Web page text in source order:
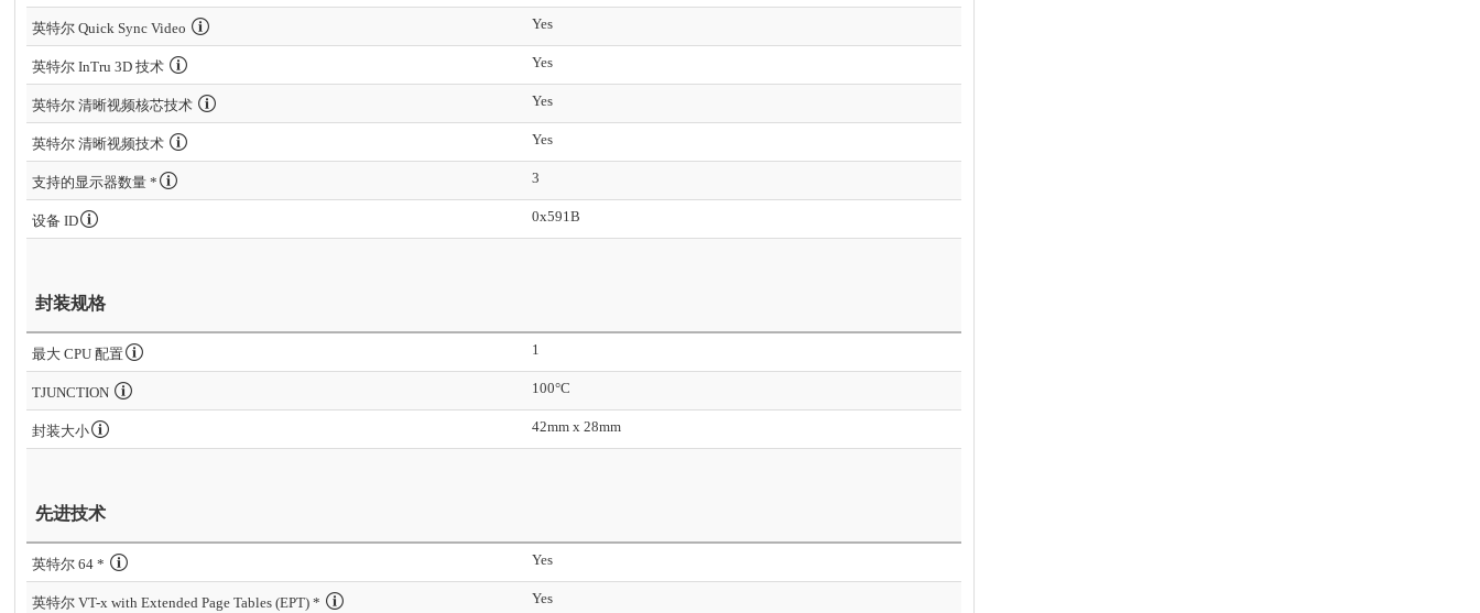
英特尔 Quick Sync Video Yes
英特尔 InTru 3D 技术 Yes
英特尔 清晰视频核芯技术 Yes
英特尔 清晰视频技术 Yes
支持的显示器数量 * 3
设备 ID 0x591B
封装规格
最大 CPU 配置 1
TJUNCTION 100°C
封装大小 42mm x 28mm
先进技术
英特尔 64 * Yes
英特尔 VT-x with Extended Page Tables (EPT) * Yes